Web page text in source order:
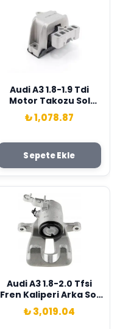
Audi A3 1.8-1.9 Tdi
Motor Takozu Sol
Wisco Marka
1J0199555Ah
₺ 1,078.87
Sepete Ekle
Audi A3 1.8-2.0 Tfsi
Fren Kaliperi Arka Sol
2004-2012 Wisco
Marka 1K0615423B
₺ 3,019.04